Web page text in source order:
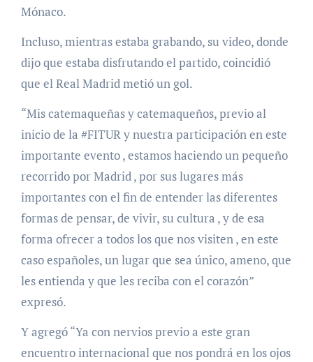
Mónaco.
Incluso, mientras estaba grabando, su video, donde
dijo que estaba disfrutando el partido, coincidió
que el Real Madrid metió un gol.
“Mis catemaqueñas y catemaqueños, previo al
inicio de la #FITUR y nuestra participación en este
importante evento , estamos haciendo un pequeño
recorrido por Madrid , por sus lugares más
importantes con el fin de entender las diferentes
formas de pensar, de vivir, su cultura , y de esa
forma ofrecer a todos los que nos visiten , en este
caso españoles, un lugar que sea único, ameno, que
les entienda y que les reciba con el corazón”
expresó.
Y agregó “Ya con nervios previo a este gran
encuentro internacional que nos pondrá en los ojos